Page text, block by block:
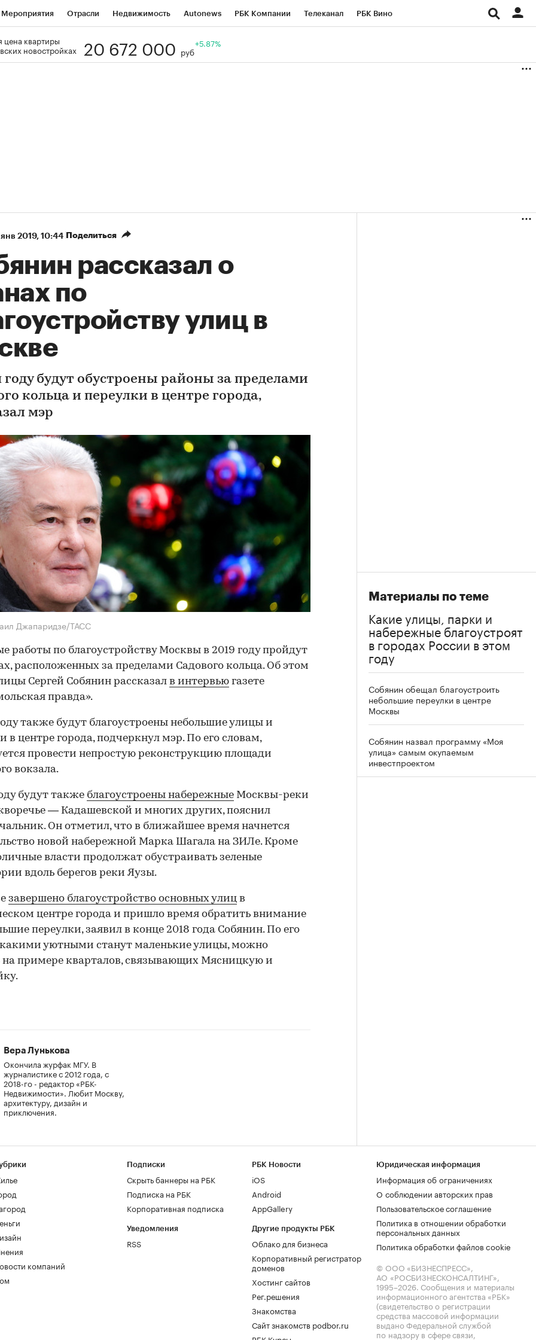
Мероприятия Отрасли Недвижимость Autonews РБК Компании Телеканал РБК Вино
Визионеры
цена квартиры
новостройках
20 672 000 руб
+5.87%
2019, 10:44 Поделиться
рассказал о
по
улиц в
году будут обустроены районы за пределами
кольца и переулки в центре города,
мэр
Джапаридзе/ТАСС
работы по благоустройству Москвы в 2019 году пройдут
расположенных за пределами Садового кольца. Об этом
Сергей Собянин рассказал в интервью газете
правда».
также будут благоустроены небольшие улицы и
в центре города, подчеркнул мэр. По его словам,
провести непростую реконструкцию площади
вокзала.
будут также благоустроены набережные Москвы-реки
— Кадашевской и многих других, пояснил
Он отметил, что в ближайшее время начнется
новой набережной Марка Шагала на ЗИЛе. Кроме
власти продолжат обустраивать зеленые
вдоль берегов реки Яузы.
завершено благоустройство основных улиц в
центре города и пришло время обратить внимание
переулки, заявил в конце 2018 года Собянин. По его
уютными станут маленькие улицы, можно
на примере кварталов, связывающих Мясницкую и
Вера Лунькова
Окончила журфак МГУ. В
журналистике с 2012 года, с
2018-го - редактор «РБК-
Недвижимости». Любит Москву,
архитектуру, дизайн и
приключения.
Материалы по теме
Какие улицы, парки и
набережные благоустроят
в городах России в этом
году
Собянин обещал благоустроить
небольшие переулки в центре
Москвы
Собянин назвал программу «Моя
улица» самым окупаемым
инвестпроектом
компаний
Подписки
Скрыть баннеры на РБК
Подписка на РБК
Корпоративная подписка
Уведомления
RSS
РБК Новости
iOS
Android
AppGallery
Другие продукты РБК
Облако для бизнеса
Корпоративный регистратор
доменов
Хостинг сайтов
Рег.решения
Знакомства
Сайт знакомств podbor.ru
Юридическая информация
Информация об ограничениях
О соблюдении авторских прав
Пользовательское соглашение
Политика в отношении обработки
персональных данных
Политика обработки файлов cookie
© ООО «БИЗНЕСПРЕСС»,
АО «РОСБИЗНЕСКОНСАЛТИНГ»,
1995–2026. Сообщения и материалы
информационного агентства «РБК»
(свидетельство о регистрации
средства массовой информации
выдано Федеральной службой
по надзору в сфере связи,